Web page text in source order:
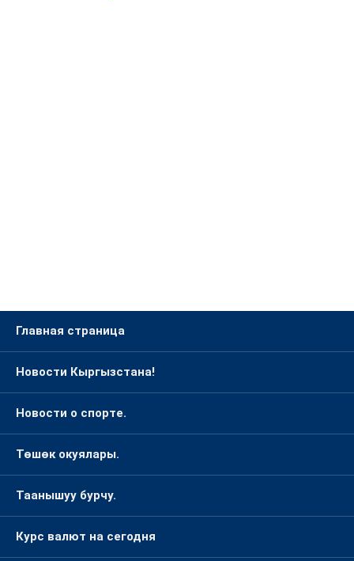
Главная страница
Новости Кыргызстана!
Новости о спорте.
Төшөк окуялары.
Таанышуу бурчу.
Курс валют на сегодня